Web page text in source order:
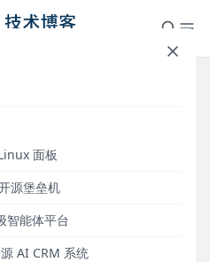
面板
源堡垒机
智能体平台
AI CRM 系统
集动态参数使用
）。模板市场旨